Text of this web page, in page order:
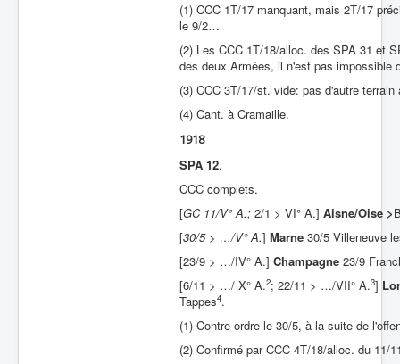
(1) CCC 1T/17 manquant, mais 2T/17
le 9/2…
(2) Les CCC 1T/18/alloc. des SPA 31 et
des deux Armées, il n'est pas impossible
(3) CCC 3T/17/st. vide: pas d'autre
(4) Cant. à Cramaille.
1918
SPA 12.
CCC complets.
[GC 11/V° A.; 2/1 > VI° A.] Aisne/Oise >
[30/5 > …/V° A.] Marne 30/5 Villeneuve
[23/9 > …/IV° A.] Champagne 23/9
[6/11 > …/ X° A.2; 22/11 > …/VII° A.3]
Tappes4.
(1) Contre-ordre le 30/5, à la suite de
(2) Confirmé par CCC 4T/18/alloc. du 11/